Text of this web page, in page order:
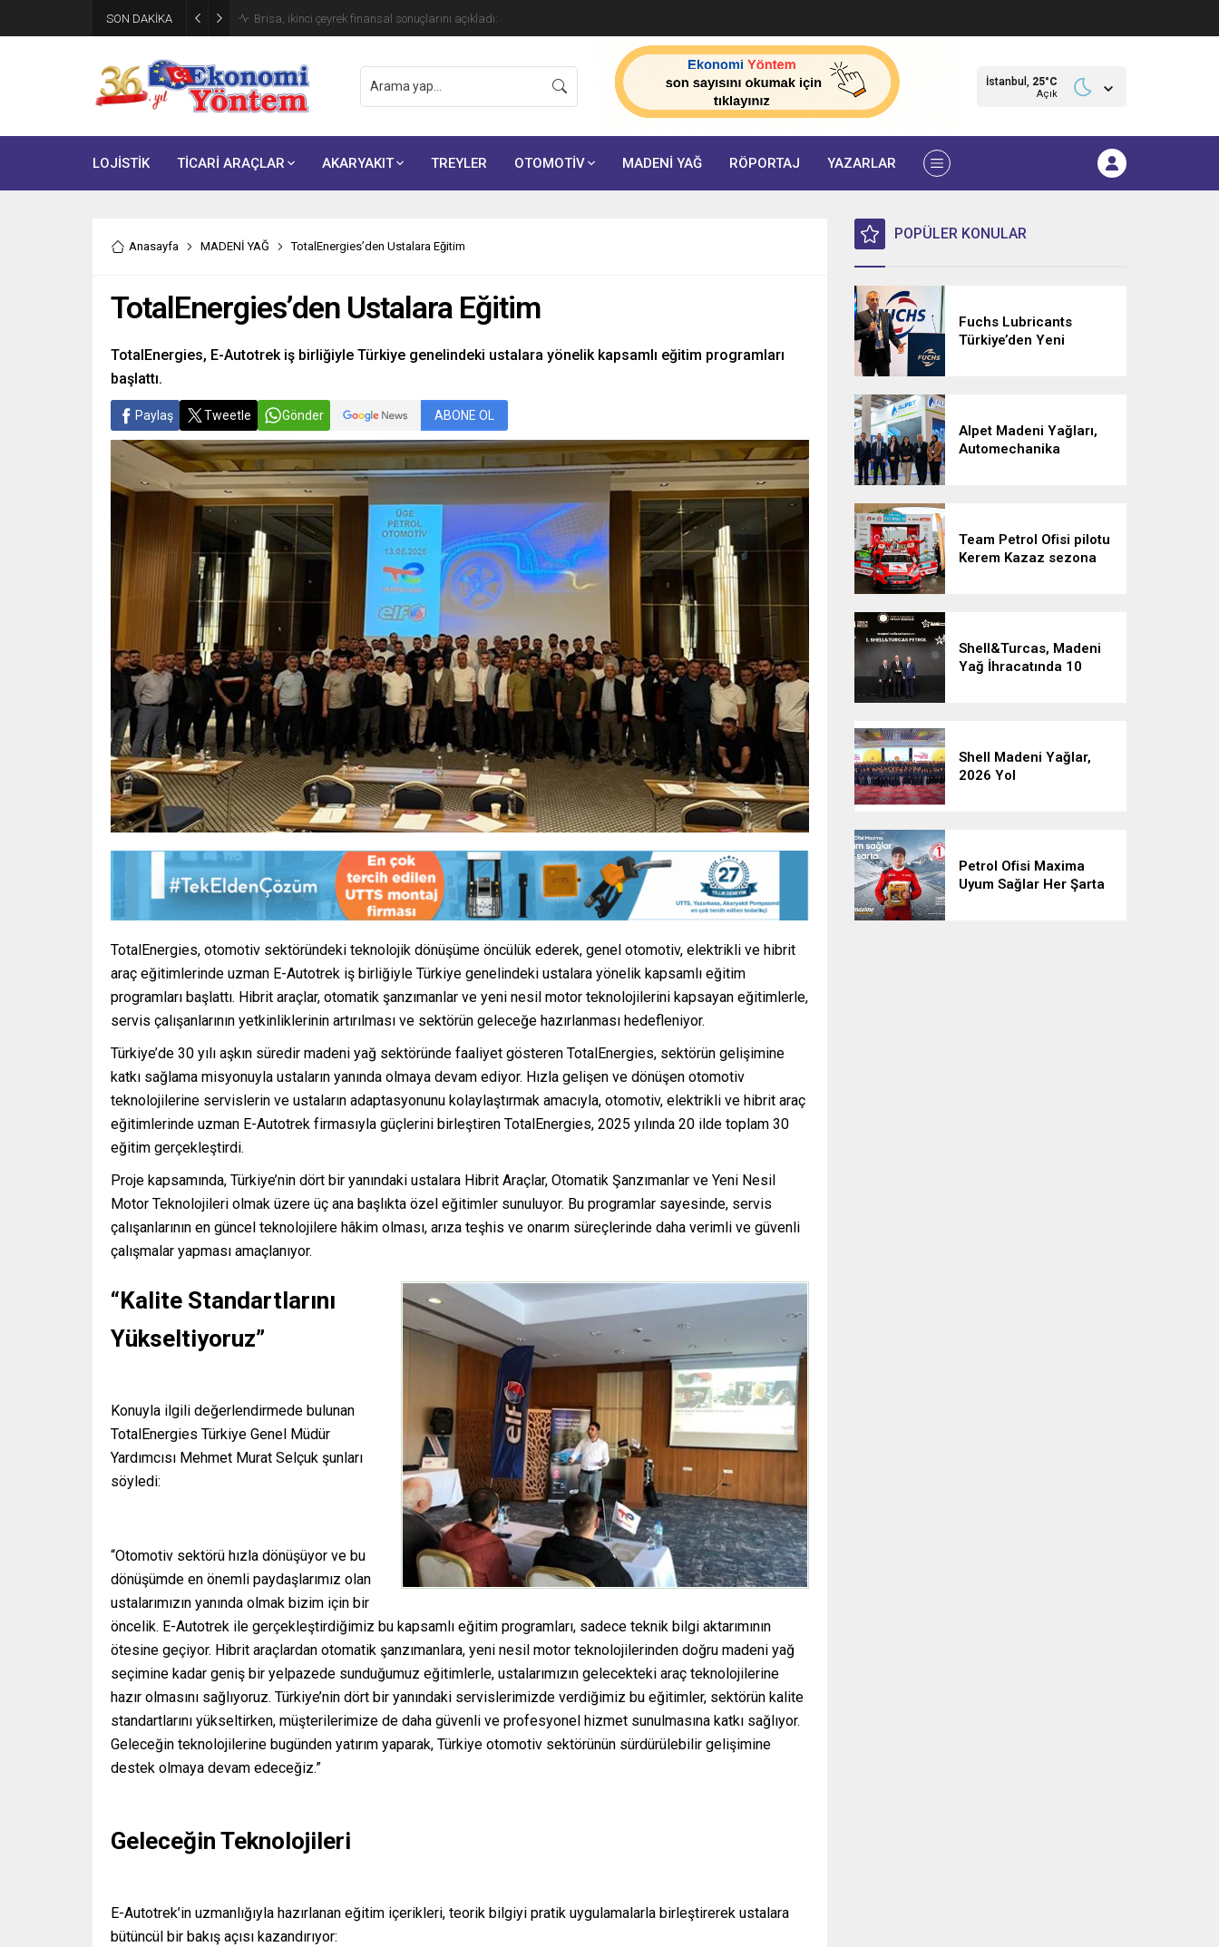
SON DAKİKA Brisa, ikinci çeyrek finansal sonuçlarını açıkladı:
İstanbul, 25°C
Açık
LOJİSTİK TİCARİ ARAÇLAR AKARYAKIT TREYLER OTOMOTİV MADENİ YAĞ RÖPORTAJ YAZARLAR
Anasayfa MADENİ YAĞ TotalEnergies’den Ustalara Eğitim
TotalEnergies’den Ustalara Eğitim
TotalEnergies, E-Autotrek iş birliğiyle Türkiye genelindeki ustalara yönelik kapsamlı eğitim programları
başlattı.
Paylaş Tweetle Gönder ABONE OL
TotalEnergies, otomotiv sektöründeki teknolojik dönüşüme öncülük ederek, genel otomotiv, elektrikli ve hibrit
araç eğitimlerinde uzman E-Autotrek iş birliğiyle Türkiye genelindeki ustalara yönelik kapsamlı eğitim
programları başlattı. Hibrit araçlar, otomatik şanzımanlar ve yeni nesil motor teknolojilerini kapsayan eğitimlerle,
servis çalışanlarının yetkinliklerinin artırılması ve sektörün geleceğe hazırlanması hedefleniyor.
Türkiye’de 30 yılı aşkın süredir madeni yağ sektöründe faaliyet gösteren TotalEnergies, sektörün gelişimine
katkı sağlama misyonuyla ustaların yanında olmaya devam ediyor. Hızla gelişen ve dönüşen otomotiv
teknolojilerine servislerin ve ustaların adaptasyonunu kolaylaştırmak amacıyla, otomotiv, elektrikli ve hibrit araç
eğitimlerinde uzman E-Autotrek firmasıyla güçlerini birleştiren TotalEnergies, 2025 yılında 20 ilde toplam 30
eğitim gerçekleştirdi.
Proje kapsamında, Türkiye’nin dört bir yanındaki ustalara Hibrit Araçlar, Otomatik Şanzımanlar ve Yeni Nesil
Motor Teknolojileri olmak üzere üç ana başlıkta özel eğitimler sunuluyor. Bu programlar sayesinde, servis
çalışanlarının en güncel teknolojilere hâkim olması, arıza teşhis ve onarım süreçlerinde daha verimli ve güvenli
çalışmalar yapması amaçlanıyor.
“Kalite Standartlarını
Yükseltiyoruz”
Konuyla ilgili değerlendirmede bulunan
TotalEnergies Türkiye Genel Müdür
Yardımcısı Mehmet Murat Selçuk şunları
söyledi:
“Otomotiv sektörü hızla dönüşüyor ve bu
dönüşümde en önemli paydaşlarımız olan
ustalarımızın yanında olmak bizim için bir
öncelik. E-Autotrek ile gerçekleştirdiğimiz bu kapsamlı eğitim programları, sadece teknik bilgi aktarımının
ötesine geçiyor. Hibrit araçlardan otomatik şanzımanlara, yeni nesil motor teknolojilerinden doğru madeni yağ
seçimine kadar geniş bir yelpazede sunduğumuz eğitimlerle, ustalarımızın gelecekteki araç teknolojilerine
hazır olmasını sağlıyoruz. Türkiye’nin dört bir yanındaki servislerimizde verdiğimiz bu eğitimler, sektörün kalite
standartlarını yükseltirken, müşterilerimize de daha güvenli ve profesyonel hizmet sunulmasına katkı sağlıyor.
Geleceğin teknolojilerine bugünden yatırım yaparak, Türkiye otomotiv sektörünün sürdürülebilir gelişimine
destek olmaya devam edeceğiz.”
Geleceğin Teknolojileri
E-Autotrek’in uzmanlığıyla hazırlanan eğitim içerikleri, teorik bilgiyi pratik uygulamalarla birleştirerek ustalara
bütüncül bir bakış açısı kazandırıyor:
POPÜLER KONULAR
Fuchs Lubricants
Türkiye’den Yeni
Alpet Madeni Yağları,
Automechanika
Team Petrol Ofisi pilotu
Kerem Kazaz sezona
Shell&Turcas, Madeni
Yağ İhracatında 10
Shell Madeni Yağlar,
2026 Yol
Petrol Ofisi Maxima
Uyum Sağlar Her Şarta